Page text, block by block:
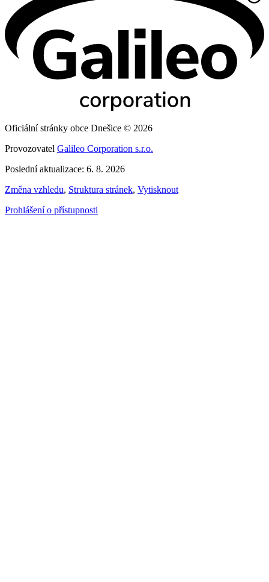
Oficiální stránky obce Dnešice © 2026
Provozovatel Galileo Corporation s.r.o.
Poslední aktualizace: 6. 8. 2026
Změna vzhledu, Struktura stránek, Vytisknout
Prohlášení o přístupnosti